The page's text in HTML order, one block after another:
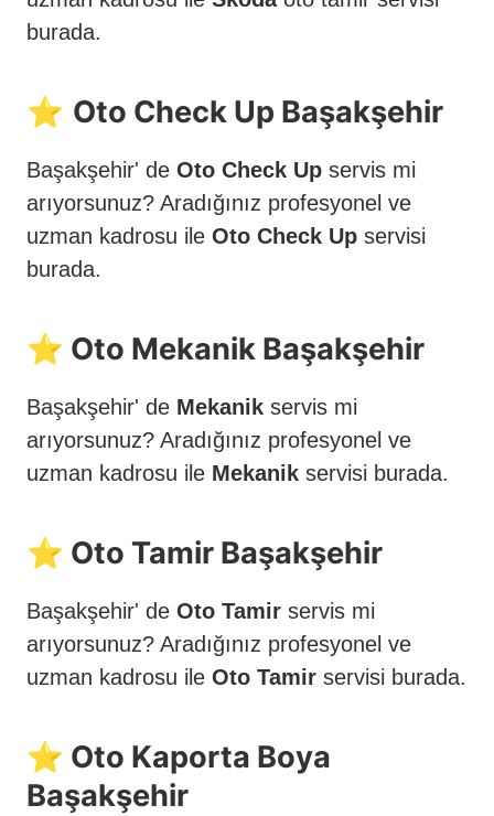
burada.
⭐️ Oto Check Up Başakşehir
Başakşehir' de Oto Check Up servis mi
arıyorsunuz? Aradığınız profesyonel ve
uzman kadrosu ile Oto Check Up servisi
burada.
⭐️ Oto Mekanik Başakşehir
Başakşehir' de Mekanik servis mi
arıyorsunuz? Aradığınız profesyonel ve
uzman kadrosu ile Mekanik servisi burada.
⭐️ Oto Tamir Başakşehir
Başakşehir' de Oto Tamir servis mi
arıyorsunuz? Aradığınız profesyonel ve
uzman kadrosu ile Oto Tamir servisi burada.
⭐️ Oto Kaporta Boya
Başakşehir